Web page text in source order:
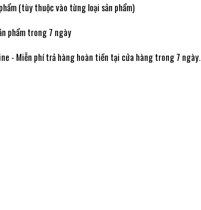
(tùy thuộc vào từng loại sản phẩm)
phẩm trong 7 ngày
- Miễn phí trả hàng hoàn tiền tại cửa hàng trong 7 ngày.